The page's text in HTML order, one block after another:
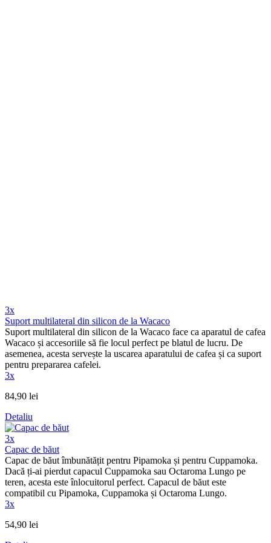
3x
Suport multilateral din silicon de la Wacaco
Suport multilateral din silicon de la Wacaco face ca aparatul de cafea
Wacaco și accesoriile să fie locul perfect pe blatul de lucru. De
asemenea, acesta servește la uscarea aparatului de cafea și ca suport
pentru prepararea cafelei.
3x
84,90 lei
Detaliu
3x
Capac de băut
Capac de băut îmbunătățit pentru Pipamoka și pentru Cuppamoka.
Dacă ți-ai pierdut capacul Cuppamoka sau Octaroma Lungo pe
teren, acesta este înlocuitorul perfect. Capacul de băut este
compatibil cu Pipamoka, Cuppamoka și Octaroma Lungo.
3x
54,90 lei